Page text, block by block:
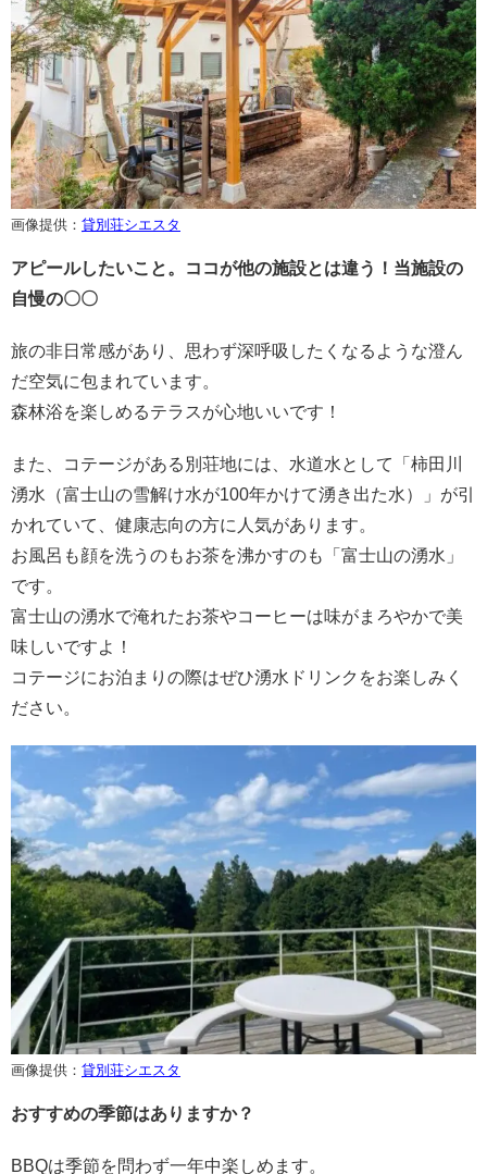
画像提供： 貸別荘シエスタ
アピールしたいこと。ココが他の施設とは違う！当施設の
自慢の〇〇
旅の非日常感があり、思わず深呼吸したくなるような澄ん
だ空気に包まれています。
森林浴を楽しめるテラスが心地いいです！
また、コテージがある別荘地には、水道水として「柿田川
湧水（富士山の雪解け水が100年かけて湧き出た水）」が引
かれていて、健康志向の方に人気があります。
お風呂も顔を洗うのもお茶を沸かすのも「富士山の湧水」
です。
富士山の湧水で淹れたお茶やコーヒーは味がまろやかで美
味しいですよ！
コテージにお泊まりの際はぜひ湧水ドリンクをお楽しみく
ださい。
画像提供： 貸別荘シエスタ
おすすめの季節はありますか？
BBQは季節を問わず一年中楽しめます。